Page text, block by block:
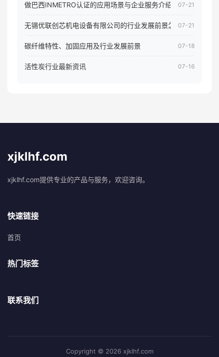
做巴西INMETRO认证的应用场景与企业服务介绍 07-21
无锡优联创芯机电设备有限公司的行业发展前景怎样07-21
碳纤维特性、加固应用及行业发展前景 07-18
活性炭行业最新资讯 07-16
xjklhf.com
xjklhf.com提供专业的产品与服务，欢迎咨询。
快速链接
首页
热门标签
联系我们
Copyright © 2026 xjklhf.com